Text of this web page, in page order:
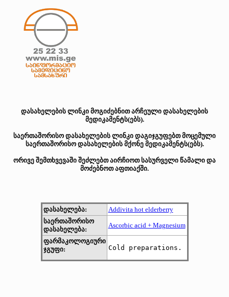
დასახელების ლინკი მოგიძებნით არჩეული დასახელების
მედიკამენტს(ებს).
საერთაშორისო დასახელების ლინკი დაგიჯგუფებთ მოცემული
საერთაშორისო დასახელების მქონე მედიკამენტს(ებს).
ორივე შემთხვევაში შეძლებთ აირჩიოთ სასურველი წამალი და
მოძებნოთ აფთიაქში.
დასახელება:
Addivita hot elderberry
საერთაშორისო
დასახელება:
Ascorbic acid + Magnesium
ფარმაკოლოგიური
ჯგუფი:
Cold preparations.